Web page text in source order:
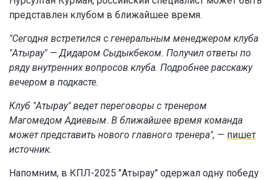
представлен клубом в ближайшее время.
"Сегодня встретился с генеральным менеджером клуба
"Атырау" — Дидаром Сыдыкбеком. Получил ответы по
ряду внутренних вопросов клуба. Подробнее расскажу
вечером в подкасте.
Клуб "Атырау" ведет переговоры с тренером
Магомедом Адиевым. В ближайшее время команда
может представить нового главного тренера", — пишет
источник.
Напомним, в КПЛ-2025 "Атырау" одержал одну победу